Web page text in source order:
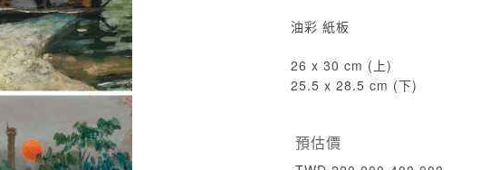
油彩 紙板
26 x 30 cm (上)
25.5 x 28.5 cm (下)
預估價